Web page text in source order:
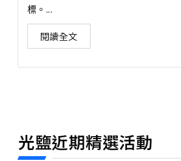
標。...
閱讀全文
光鹽近期精選活動